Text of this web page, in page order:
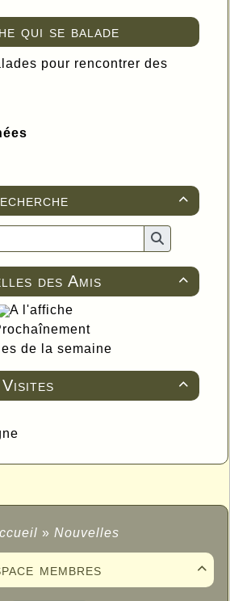
qui se balade
pour rencontrer des


des Amis
A l'affiche
de la semaine

Visites
» Nouvelles

membres